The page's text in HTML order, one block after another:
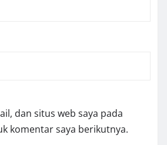
dan situs web saya pada
komentar saya berikutnya.